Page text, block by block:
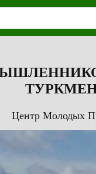
Центр Молодых